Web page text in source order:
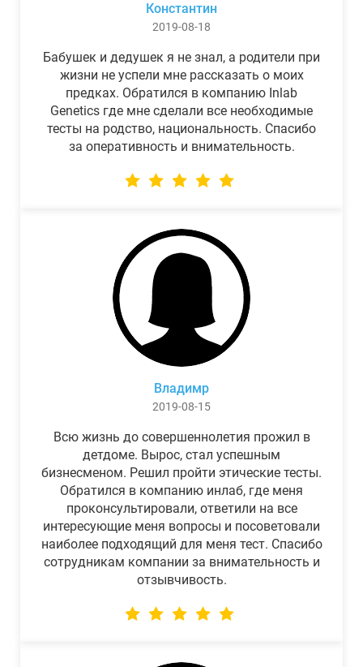
Константин
2019-08-18
Бабушек и дедушек я не знал, а родители при
жизни не успели мне рассказать о моих
предках. Обратился в компанию Inlab
Genetics где мне сделали все необходимые
тесты на родство, национальность. Спасибо
за оперативность и внимательность.
Владимр
2019-08-15
Всю жизнь до совершеннолетия прожил в
детдоме. Вырос, стал успешным
бизнесменом. Решил пройти этические тесты.
Обратился в компанию инлаб, где меня
проконсультировали, ответили на все
интересующие меня вопросы и посоветовали
наиболее подходящий для меня тест. Спасибо
сотрудникам компании за внимательность и
отзывчивость.